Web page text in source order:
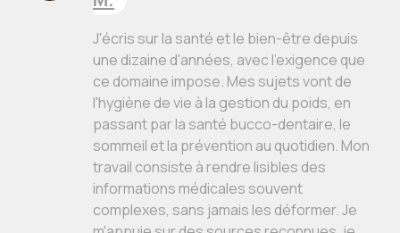
J'écris sur la santé et le bien-être depuis
une dizaine d'années, avec l'exigence que
ce domaine impose. Mes sujets vont de
l'hygiène de vie à la gestion du poids, en
passant par la santé bucco-dentaire, le
sommeil et la prévention au quotidien. Mon
travail consiste à rendre lisibles des
informations médicales souvent
complexes, sans jamais les déformer. Je